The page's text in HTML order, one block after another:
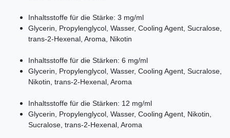
Inhaltsstoffe für die Stärke: 3 mg/ml
Glycerin, Propylenglycol, Wasser, Cooling Agent, Sucralose,
trans-2-Hexenal, Aroma, Nikotin
Inhaltsstoffe für die Stärken: 6 mg/ml
Glycerin, Propylenglycol, Wasser, Cooling Agent, Sucralose,
Nikotin, trans-2-Hexenal, Aroma
Inhaltsstoffe für die Stärken: 12 mg/ml
Glycerin, Propylenglycol, Wasser, Cooling Agent, Nikotin,
Sucralose, trans-2-Hexenal, Aroma